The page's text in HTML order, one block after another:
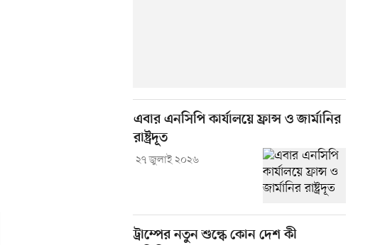
এবার এনসিপি কার্যালয়ে ফ্রান্স ও জার্মানির
রাষ্ট্রদূত
২৭ জুলাই ২০২৬
ট্রাম্পের নতুন শুল্কে কোন দেশ কী